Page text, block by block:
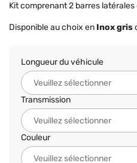
Kit comprenant 2 barres
Disponible au choix en Inox gris
Longueur du véhicule
Transmission
Couleur